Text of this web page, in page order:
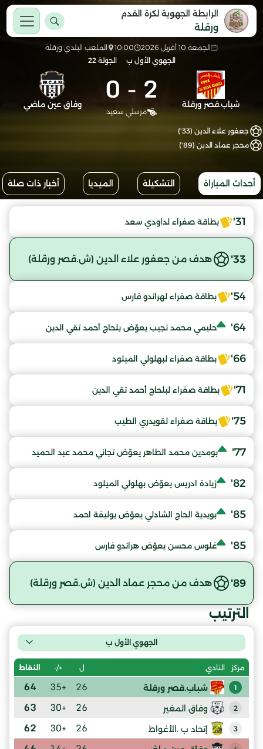
الرابطة الجهوية لكرة القدم
ورقلة
الجمعة 10 أفريل 2026 10:00
الملعب البلدي ورقلة
الجهوي الأول ب
الجولة 22
شباب.قصر ورقلة 2
-
0
مرسلي سعيد
وفاق عين ماضي
جعفور علاء الدين (33')
محجر عماد الدين (89')
أحداث المباراة التشكيلة الميديا أخبار ذات صلة
31' بطاقة صفراء لداودي سعد
33' هدف من جعفور علاء الدين (ش.قصر ورقلة)
54' بطاقة صفراء لهراندو فارس
64' حليمي محمد نجيب يعوّض بلحاج أحمد تقي الدين
66' بطاقة صفراء لبهلولي الميلود
71' بطاقة صفراء لبلحاج أحمد تقي الدين
75' بطاقة صفراء لقويدري الطيب
77' بومدين محمد الطاهر يعوّض تجاني محمد عبد الحميد
82' زيادة ادريس يعوّض بهلولي الميلود
85' بويدية الحاج الشادلي يعوّض بوليفة احمد
85' غلوس محسن يعوّض هراندو فارس
89' هدف من محجر عماد الدين (ش.قصر ورقلة)
الترتيب
الجهوي الأول ب
مركز النادي ل +/- النقاط
1 شباب.قصر ورقلة 26
+35
64
2 وفاق المغير 26
+30
63
3 إتحاد ب .الأغواط 26
+30
62